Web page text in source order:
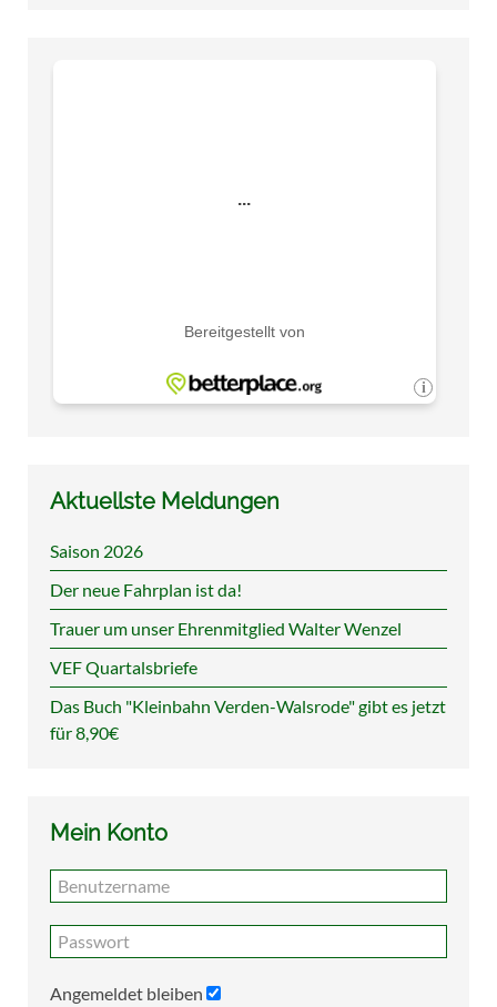
Aktuellste Meldungen
Saison 2026
Der neue Fahrplan ist da!
Trauer um unser Ehrenmitglied Walter Wenzel
VEF Quartalsbriefe
Das Buch "Kleinbahn Verden-Walsrode" gibt es jetzt
für 8,90€
Mein Konto
Angemeldet bleiben